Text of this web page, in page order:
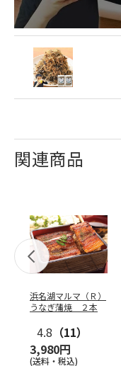
関連商品
浜名湖マルマ（Ｒ）
うなぎ蒲焼 ２本
4.8 （11）
3,980円
(送料・税込)